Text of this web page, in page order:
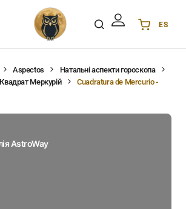
ES
DE Deutsch
Aspectos
Натальні аспекти гороскопа
Квадрат Меркурій
Cuadratura de Mercurio -
AstroWay